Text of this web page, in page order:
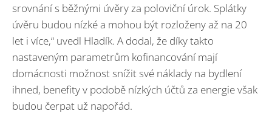
srovnání s běžnými úvěry za poloviční úrok. Splátky
úvěru budou nízké a mohou být rozloženy až na 20
let i více,“ uvedl Hladík. A dodal, že díky takto
nastaveným parametrům kofinancování mají
domácnosti možnost snížit své náklady na bydlení
ihned, benefity v podobě nízkých účtů za energie však
budou čerpat už napořád.